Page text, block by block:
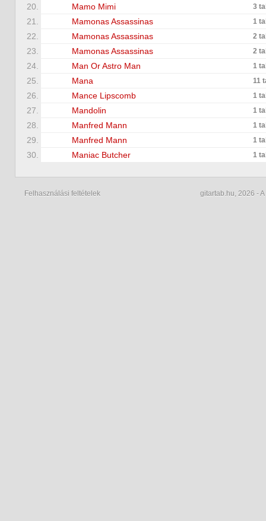
20. Mamo Mimi 3
21. Mamonas Assassinas 1
22. Mamonas Assassinas 2
23. Mamonas Assassinas 2
24. Man Or Astro Man 1
25. Mana 11
26. Mance Lipscomb 1
27. Mandolin 1
28. Manfred Mann 1
29. Manfred Mann 1
30. Maniac Butcher 1
Felhasználási feltételek gitartab.hu, 2026 -